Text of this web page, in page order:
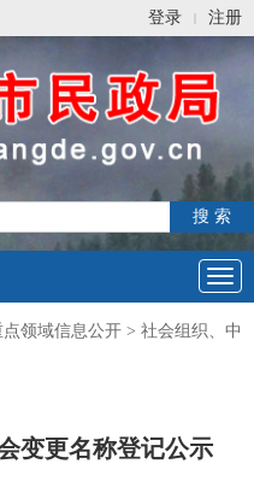
登录 | 注册
点领域信息公开 > 社会组织、中
变更名称登记公示